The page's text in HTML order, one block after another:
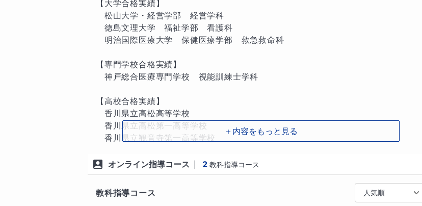
私はまた文武両道派でもあり、過去２名の中学生部活日本一(将棋・ビリヤード)の学
生を輩出しています。
ています。
に関してはチャットで問題と解答・解説を添付して送っていただければ詳しく解説し
たオリジナルプリントを24時間以内に添付して返信します。
あなたのお子さんの第一志望校合格はぜひ私にお任せください！
■指導可能科目・学年
【小学生】国語(小１～小６)、算数(小1～小６)、社会(小3～小６)、理科(小3～小６)
【中学生】国語(中１～中３)、英語(中１～中３)、数学(中１~中３)、社会(中１～中
３)
【大学合格実績】
松山大学・経営学部　経営学科
徳島文理大学　福祉学部　看護科
明治国際医療大学　保健医療学部　救急救命科
【専門学校合格実績】
神戸総合医療専門学校　視能訓練士学科
【高校合格実績】
香川県立高松高等学校
香川県立高松第一高等学校
香川県立観音寺第一高等学校
香川県立高松桜井高等学校
香川県立高松商業高等学校(英語実務科、情報数理科、商業科)
香川県立高瀬高等学校
香川県立観音寺総合高等学校
＋内容をもっと見る
オンライン指導コース 2 教科指導コース
教科指導コース 人気順